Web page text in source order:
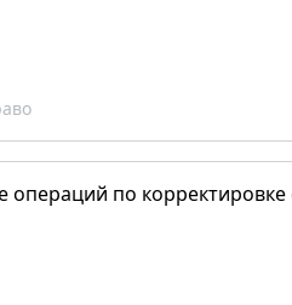
операций по